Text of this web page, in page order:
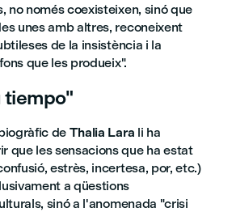
no només coexisteixen, sinó que
unes amb altres, reconeixent
de la insistència i la
que les produeix".
tiempo"
de Thalia Lara li ha
que les sensacions que ha estat
estrès, incertesa, por, etc.)
a qüestions
sinó a l'anomenada "crisi